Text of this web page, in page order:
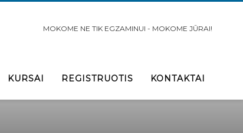
MOKOME NE TIK EGZAMINUI - MOKOME JŪRAI!
KURSAI REGISTRUOTIS KONTAKTAI